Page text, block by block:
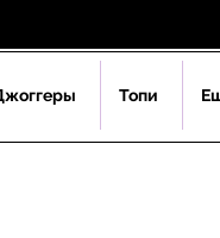
Топи